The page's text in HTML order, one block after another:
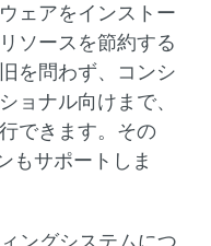
ェアをインストー
ソースを節約する
を問わず、コンシ
ョナル向けまで、
できます。その
もサポートしま
ングシステムにつ